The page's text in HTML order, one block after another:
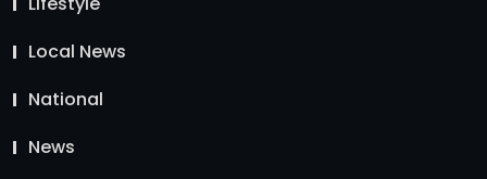
Local News
National
News